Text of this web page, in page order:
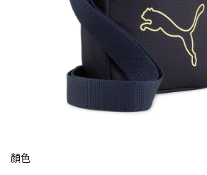
顏色